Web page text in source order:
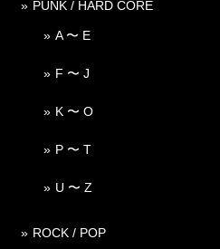
PUNK / HARD CORE
A 〜 E
F 〜 J
K 〜 O
P 〜 T
U 〜 Z
ROCK / POP